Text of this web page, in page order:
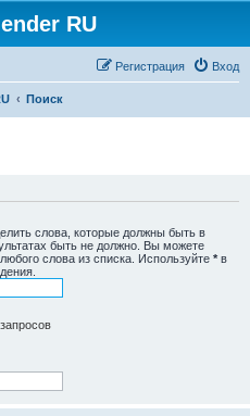
RU
Вход
Регистрация
Поиск
слова, которые должны быть в
быть не должно. Вы можете
слова из списка. Используйте * в